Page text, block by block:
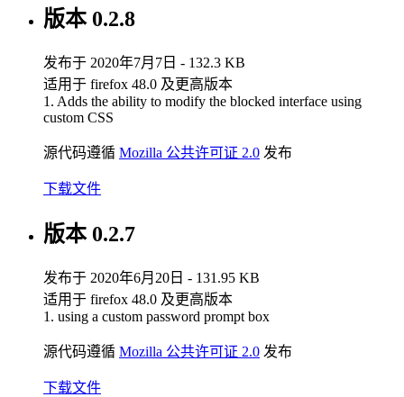
版本 0.2.8
发布于 2020年7月7日 - 132.3 KB
适用于 firefox 48.0 及更高版本
1. Adds the ability to modify the blocked interface using
custom CSS
源代码遵循 Mozilla 公共许可证 2.0 发布
下载文件
版本 0.2.7
发布于 2020年6月20日 - 131.95 KB
适用于 firefox 48.0 及更高版本
1. using a custom password prompt box
源代码遵循 Mozilla 公共许可证 2.0 发布
下载文件